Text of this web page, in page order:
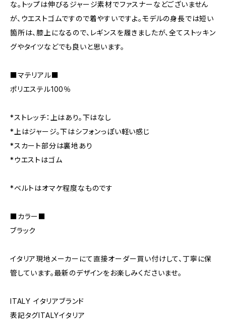
な。トップは伸びるジャージ素材でファスナーなどございません
が、ウエストゴムですので着やすいですよ。モデルの身長では短い
箇所は、膝上になるので、レギンスを履きましたが、全てストッキン
グやタイツなどでも良いと思います。
■マテリアル■
ポリエステル100％
*ストレッチ：上はあり。下はなし
*上はジャージ。下はシフォンっぽい軽い感じ
*スカート部分は裏地あり
*ウエストはゴム
*ベルトはオマケ程度なものです
■カラー■
ブラック
イタリア現地メーカーにて直接オーダー買い付けして、丁寧に保
管しています。最新のデザインをお楽しみくださいませ。
ITALY イタリアブランド
表記タグITALYイタリア